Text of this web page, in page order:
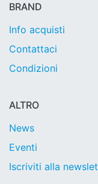
BRAND
Info acquisti
Contattaci
Condizioni
ALTRO
News
Eventi
Iscriviti alla